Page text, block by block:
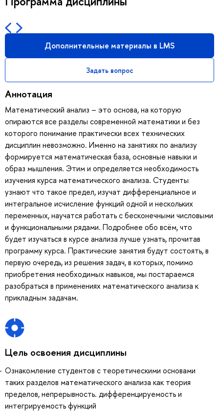
Дополнительные материалы в LMS
Задать вопрос
Аннотация
Математический анализ – это основа, на которую
опираются все разделы современной математики и без
которого понимание практически всех технических
дисциплин невозможно. Именно на занятиях по анализу
формируется математическая база, основные навыки и
образ мышления. Этим и определяется необходимость
изучения курса математического анализа. Студенты
узнают что такое предел, изучат дифференциальное и
интегральное исчисление функций одной и нескольких
переменных, научатся работать с бесконечными числовыми
и функциональными рядами. Подробнее обо всём, что
будет изучаться в курсе анализа лучше узнать, прочитав
программу курса. Практические занятия будут состоять, в
первую очередь, из решения задач, в которых, помимо
приобретения необходимых навыков, мы постараемся
разобраться в применениях математического анализа к
прикладным задачам.
Цель освоения дисциплины
Ознакомление студентов с теоретическими основами
таких разделов математического анализа как теория
пределов, непрерывность. дифференцируемость и
интегрируемость функций